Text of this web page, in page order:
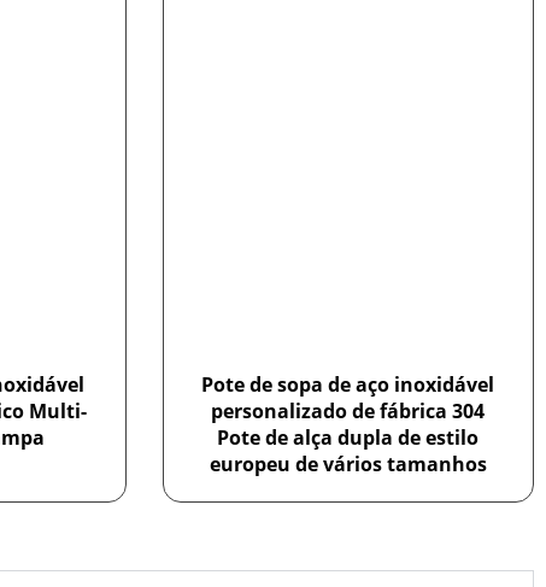
Multi-
Pote de sopa de aço inoxidável
personalizado de fábrica 304
Pote de alça dupla de estilo
europeu de vários tamanhos